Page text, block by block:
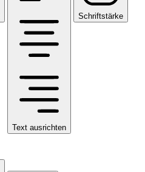
Text ausrichten
Schriftstärke